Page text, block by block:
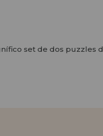
set de dos puzzles